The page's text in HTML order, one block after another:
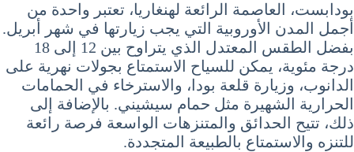
بودابست، العاصمة الرائعة لهنغاريا، تعتبر واحدة من
أجمل المدن الأوروبية التي يجب زيارتها في شهر أبريل.
بفضل الطقس المعتدل الذي يتراوح بين 12 إلى 18
درجة مئوية، يمكن للسياح الاستمتاع بجولات نهرية على
الدانوب، وزيارة قلعة بودا، والاسترخاء في الحمامات
الحرارية الشهيرة مثل حمام سيشيني. بالإضافة إلى
ذلك، تتيح الحدائق والمتنزهات الواسعة فرصة رائعة
للتنزه والاستمتاع بالطبيعة المتجددة.